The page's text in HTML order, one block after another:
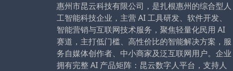
惠州市昆云科技有限公司，是扎根惠州的综合型人
工智能科技企业，主营 AI 工具研发、软件开发、
智能营销与互联网技术服务，聚焦轻量化民用 AI
赛道，主打低门槛、高性价比的智能解决方案，服
务自媒体创作者、中小商家及泛互联网用户。企业
拥有完整 AI 产品矩阵：昆云数字人平台，支持人